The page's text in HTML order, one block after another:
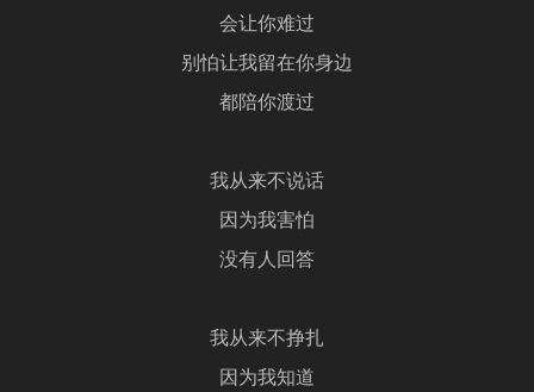
会让你难过
别怕让我留在你身边
都陪你渡过
我从来不说话
因为我害怕
没有人回答
我从来不挣扎
因为我知道